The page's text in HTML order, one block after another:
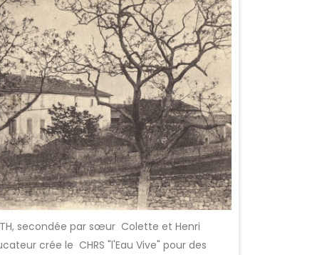
secondée par sœur Colette et Henri
crée le CHRS "l'Eau Vive" pour des